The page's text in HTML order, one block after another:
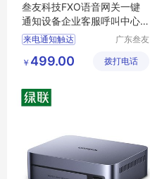
叁友科技FXO语音网关一键
通知设备企业客服呼叫中心
连接端SIP协议
来电通知触达
客户回访 智能接待
广东叁友
有限公司
￥ 499.00 拨打电话